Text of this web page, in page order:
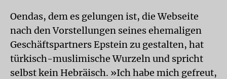
Oendas, dem es gelungen ist, die Webseite
nach den Vorstellungen seines ehemaligen
Geschäftspartners Epstein zu gestalten, hat
türkisch-muslimische Wurzeln und spricht
selbst kein Hebräisch. »Ich habe mich gefreut,